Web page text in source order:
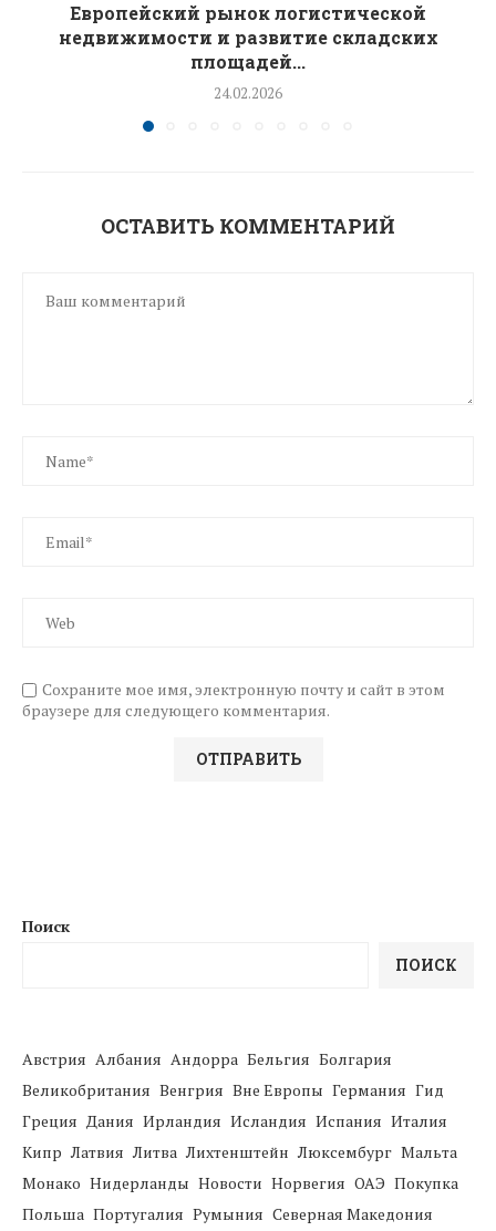
Европейский рынок логистической
недвижимости и развитие складских
площадей...
24.02.2026
ОСТАВИТЬ КОММЕНТАРИЙ
Сохраните мое имя, электронную почту и сайт в этом
браузере для следующего комментария.
Поиск
ПОИСК
Австрия Албания Андорра Бельгия Болгария
Великобритания Венгрия Вне Европы Германия Гид
Греция Дания Ирландия Исландия Испания Италия
Кипр Латвия Литва Лихтенштейн Люксембург Мальта
Монако Нидерланды Новости Норвегия ОАЭ Покупка
Польша Португалия Румыния Северная Македония